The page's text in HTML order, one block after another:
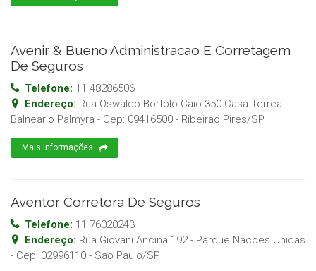
Avenir & Bueno Administracao E Corretagem
De Seguros
Telefone: 11 48286506
Endereço: Rua Oswaldo Bortolo Caio 350 Casa Terrea -
Balneario Palmyra - Cep: 09416500 - Ribeirao Pires/SP
Mais Informações
Aventor Corretora De Seguros
Telefone: 11 76020243
Endereço: Rua Giovani Ancina 192 - Parque Nacoes Unidas
- Cep: 02996110 - Sao Paulo/SP